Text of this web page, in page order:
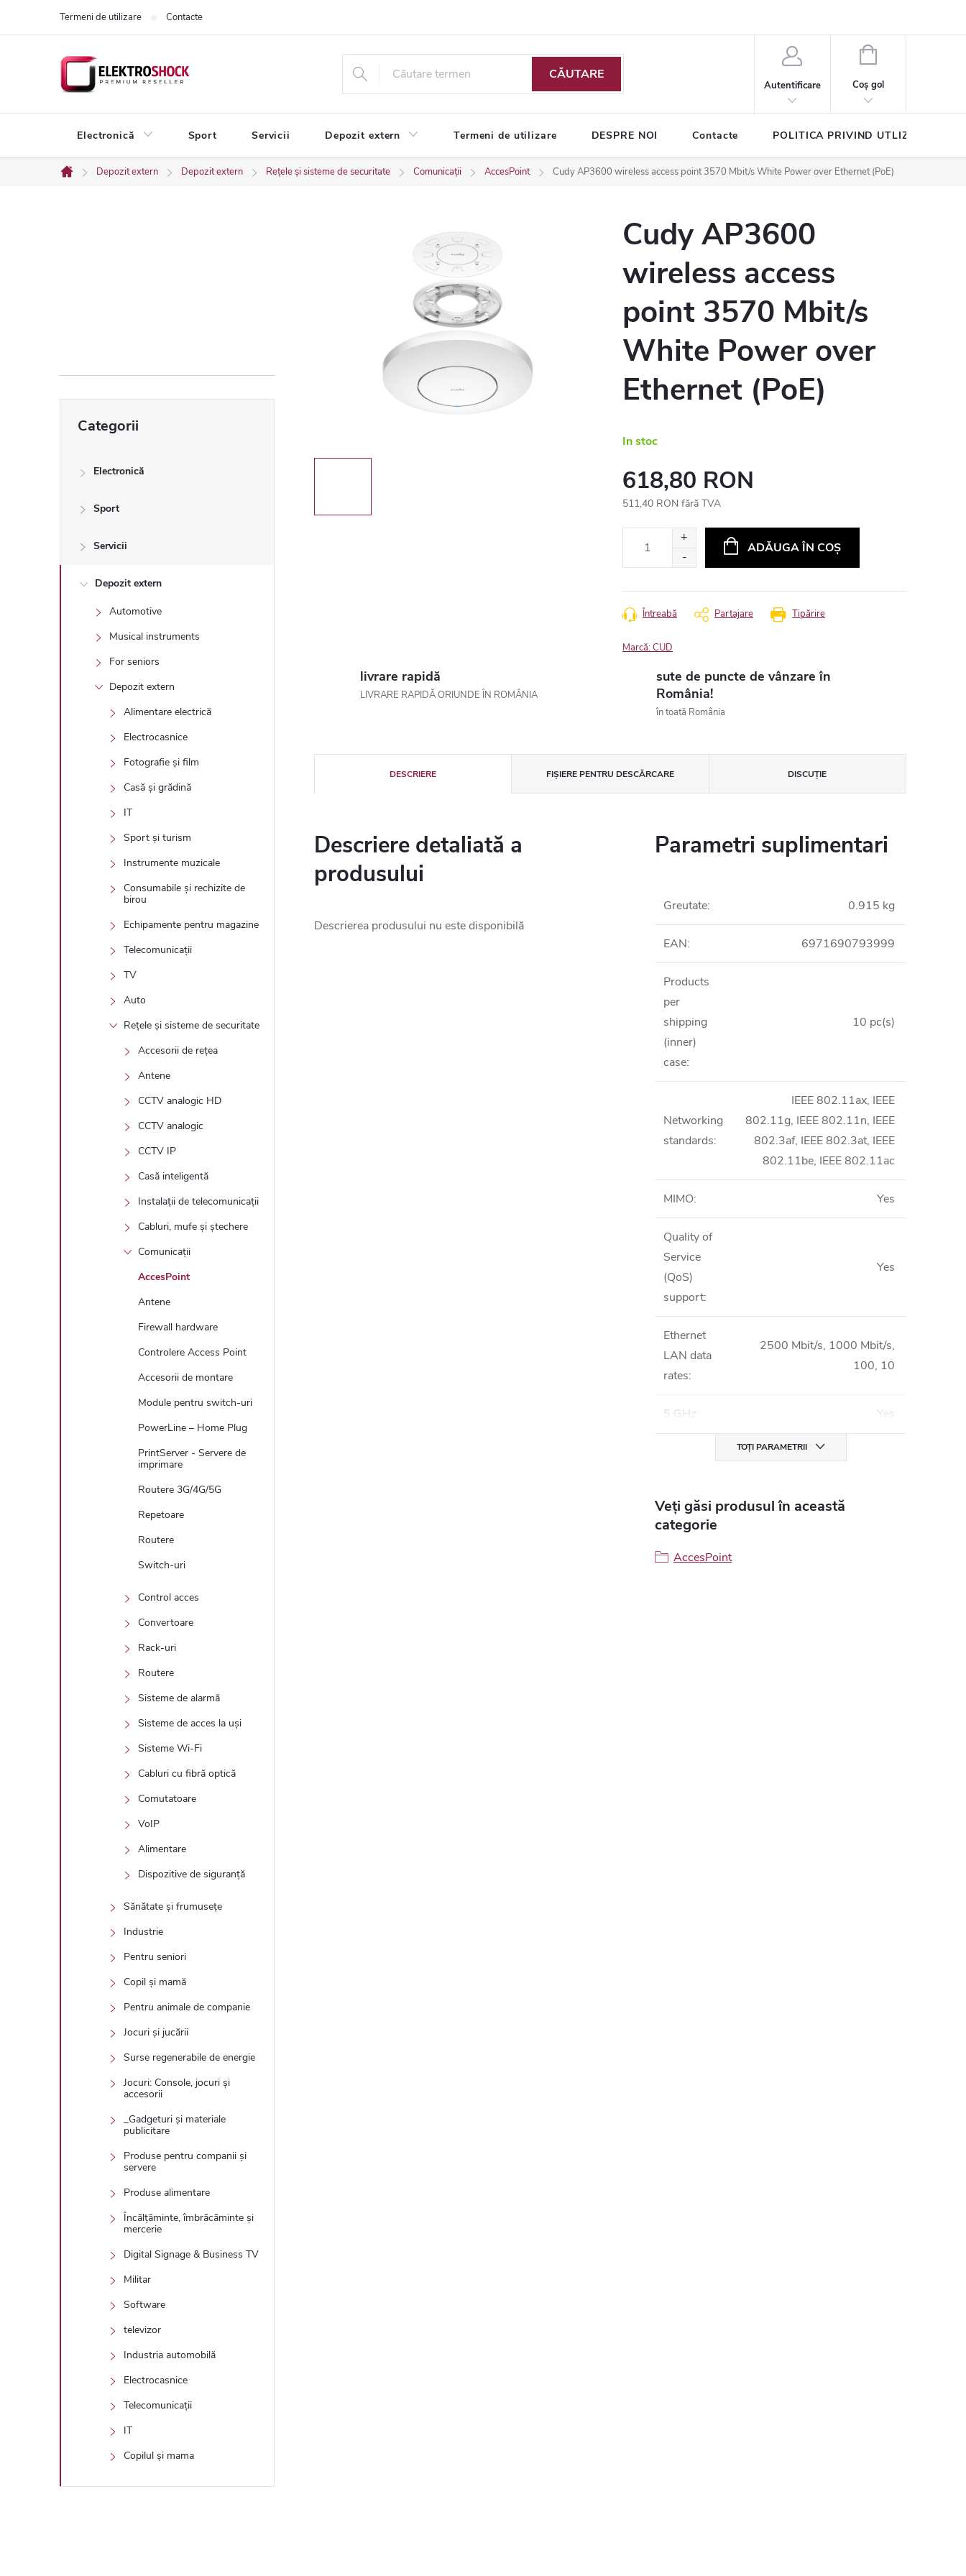
Termeni de utilizare Contacte
CĂUTARE
Autentificare
COŞ
CUMPĂRĂTURI
Coş gol
Electronică Sport Servicii Depozit extern Termeni de utilizare DESPRE NOI Contacte POLITICA PRIVIND UTLIZAREA
Acasă
Depozit extern Depozit extern Rețele și sisteme de securitate Comunicații AccesPoint Cudy AP3600 wireless access point 3570 Mbit/s White Power over Ethernet (PoE)
l
a
a
pesteCategorii
Electronică
Sport
Servicii
Depozit extern
Automotive
Musical instruments
For seniors
Depozit extern
Alimentare electrică
Electrocasnice
Fotografie și film
Casă și grădină
IT
Sport și turism
Instrumente muzicale
Consumabile și rechizite de
birou
Echipamente pentru magazine
Telecomunicații
TV
Auto
Rețele și sisteme de securitate
Accesorii de rețea
Antene
CCTV analogic HD
CCTV analogic
CCTV IP
Casă inteligentă
Instalații de telecomunicații
Cabluri, mufe și ștechere
Comunicații
AccesPoint
Antene
Firewall hardware
Controlere Access Point
Accesorii de montare
Module pentru switch-uri
PowerLine – Home Plug
PrintServer - Servere de
imprimare
Routere 3G/4G/5G
Repetoare
Routere
Switch-uri
Control acces
Convertoare
Rack-uri
Routere
Sisteme de alarmă
Sisteme de acces la uși
Sisteme Wi-Fi
Cabluri cu fibră optică
Comutatoare
VoIP
Alimentare
Dispozitive de siguranță
Sănătate și frumusețe
Industrie
Pentru seniori
Copil și mamă
Pentru animale de companie
Jocuri și jucării
Surse regenerabile de energie
Jocuri: Console, jocuri și
accesorii
_Gadgeturi și materiale
publicitare
Produse pentru companii și
servere
Produse alimentare
Încălțăminte, îmbrăcăminte și
mercerie
Digital Signage & Business TV
Militar
Software
televizor
Industria automobilă
Electrocasnice
Telecomunicații
IT
Copilul și mama
Cudy AP3600
wireless access
point 3570 Mbit/s
White Power over
Ethernet (PoE)
In stoc
618,80 RON
511,40 RON fără TVA
ADĂUGA ÎN COŞ
Tipărire
Întreabă Partajare
Marcă:CUD
livrare rapidă
LIVRARE RAPIDĂ ORIUNDE ÎN ROMÂNIA
sute de puncte de vânzare în
România!
în toată România
DESCRIERE FIȘIERE PENTRU DESCĂRCARE DISCUŢIE
Descriere detaliată a
produsului
Descrierea produsului nu este disponibilă
Parametri suplimentari
Greutate: 0.915 kg
EAN: 6971690793999
Products
per
shipping
(inner)
case:
10 pc(s)
Networking
standards:
IEEE 802.11ax, IEEE
802.11g, IEEE 802.11n, IEEE
802.3af, IEEE 802.3at, IEEE
802.11be, IEEE 802.11ac
MIMO: Yes
Quality of
Service
(QoS)
support:
Yes
Ethernet
LAN data
rates:
2500 Mbit/s, 1000 Mbit/s,
100, 10
5 GHz: Yes
TOȚI PARAMETRII
Veți găsi produsul în această
categorie
AccesPoint